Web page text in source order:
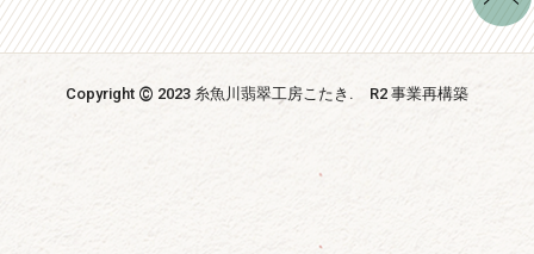
Copyright © 2023 糸魚川翡翠工房こたき . R2 事業再構築